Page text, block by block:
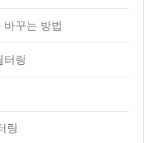
꾸는 방법
터링
링